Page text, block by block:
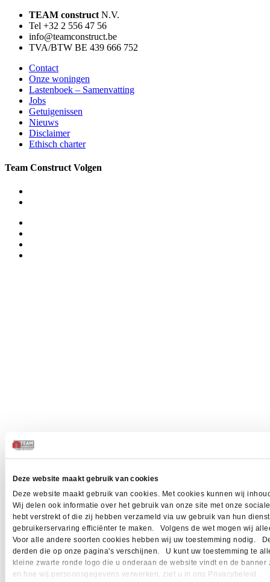
Deze website maakt gebruik van cookies
Deze website maakt gebruik van cookies. Met cookies kunnen wij
Wij delen ook informatie over het gebruik van onze site met onze
hebt verstrekt of die zij hebben verzameld via uw gebruik van hun
gebruikerservaring efficiënter te maken. Volgens de wet mogen wij
Voor alle andere soorten cookies hebben wij uw toestemming nodig.
derden die op onze pagina's verschijnen. U kunt uw toestemming te
kleine zwarte ronde logo die u onderaan de website vindt en de
en hoe wij persoonsgegevens verwerken, ziet u in ons Privacybeleid.
TEAM construct N.V.
Tel +32 2 556 47 56
info@teamconstruct.be
TVA/BTW BE 439 666 752
Contact
Onze woningen
Lastenboek – Samenvatting
Jobs
Getuigenissen
Nieuws
Disclaimer
Ethisch charter
Team Construct Volgen